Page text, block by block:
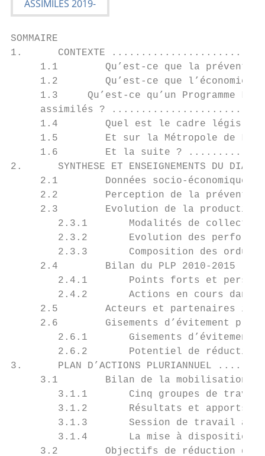
SOMMAIRE
1.      CONTEXTE
1.1        Qu’est-ce que la
1.2        Qu’est-ce que l’économie
1.3     Qu’est-ce qu’un Programme
assimilés ?
1.4        Quel est le cadre
1.5        Et sur la Métropole de
1.6        Et la suite ?
2.      SYNTHESE ET ENSEIGNEMENTS DU
2.1        Données socio-économiques
2.2        Perception de la
2.3        Evolution de la
2.3.1       Modalités de collecte
2.3.2       Evolution des
2.3.3       Composition des
2.4        Bilan du PLP 2010-2015
2.4.1       Points forts et
2.4.2       Actions en cours dans
2.5        Acteurs et partenaires
2.6        Gisements d’évitement
2.6.1       Gisements d’évitement
2.6.2       Potentiel de
3.      PLAN D’ACTIONS
3.1        Bilan de la mobilisation
3.1.1       Cinq groupes de
3.1.2       Résultats et apports
3.1.3       Session de travail
3.1.4       La mise à disposition
3.2        Objectifs de réduction